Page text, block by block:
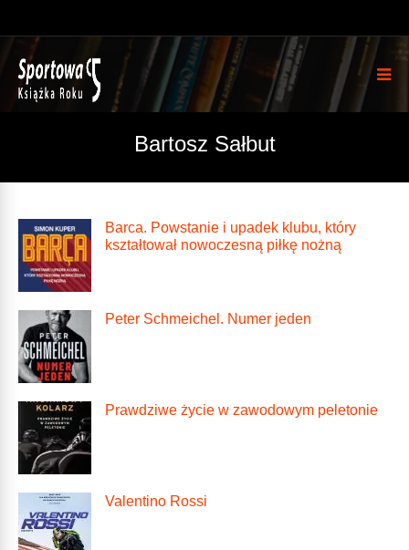
Bartosz Sałbut
Barca. Powstanie i upadek klubu, który
kształtował nowoczesną piłkę nożną
Peter Schmeichel. Numer jeden
Prawdziwe życie w zawodowym peletonie
Valentino Rossi